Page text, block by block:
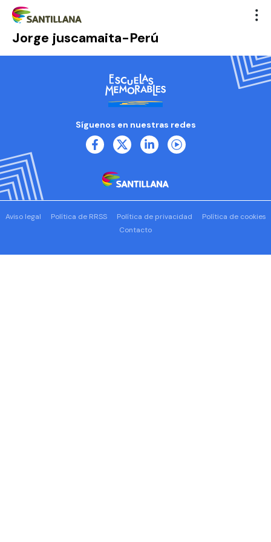
Jorge juscamaita-Perú
Síguenos en nuestras redes
Aviso legal Política de RRSS Política de privacidad
Política de cookies
Contacto